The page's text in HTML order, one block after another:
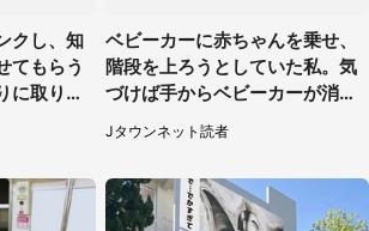
クし、知
てもらう
に取りに
京都・40
ベビーカーに赤ちゃんを乗せ、
階段を上ろうとしていた私。気
づけば手からベビーカーが消え
ていて（神奈川県・60代女性）
Jタウンネット読者